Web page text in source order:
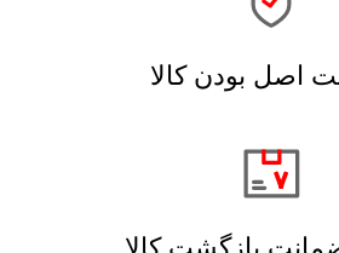
اصل بودن کالا